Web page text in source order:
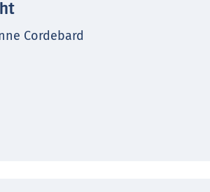
Cordebard